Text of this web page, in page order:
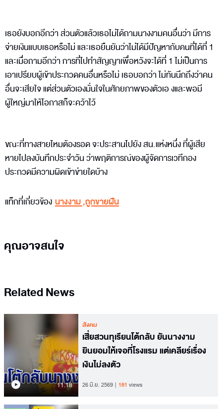
เธอยังบอกอีกว่า ส่วนตัวแล้วเธอไม่ได้ถามนางงามคนอื่นว่า มีการ
จ่ายเงินแบบเธอหรือไม่ และเธอยืนยันว่าไม่ได้มีปัญหากับคนที่ได้ที่ 1
และเมื่อถามอีกว่า การที่ไปทำสัญญาเพื่อหวังจะได้ที่ 1 ไม่เป็นการ
เอาเปรียบผู้เข้าประกวดคนอื่นหรือไม่ เธอบอกว่า ไม่ทันนึกถึงว่าคน
อื่นจะเสียใจ แต่ส่วนตัวเองมั่นใจในศักยภาพของตัวเอ งและพอมี
ผู้ใหญ่มาให้โอกาสก็จะคว้าไว้
ขณะที่ทางสายไหมต้องรอด จะประสานไปยัง สน.แห่งหนึ่ง ที่ผู้เสีย
หายไปลงบันทึกประจำวัน ว่าพฤติการณ์ของผู้จัดการเวทีกอง
ประกวดมีความผิดเข้าข่ายใดบ้าง
แท็กที่เกี่ยวข้อง นางงาม,ถูกขายฝัน
คุณอาจสนใจ
Related News
11.18
สังคม
เสี่ยสวนทุเรียนโต้กลับ ยันนางงาม
ยินยอมให้เจอที่โรงแรม แต่เคลียร์เรื่อง
เงินไม่ลงตัว
26 มิ.ย. 2569 181 views